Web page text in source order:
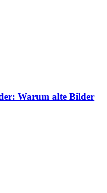
Warum alte Bilder